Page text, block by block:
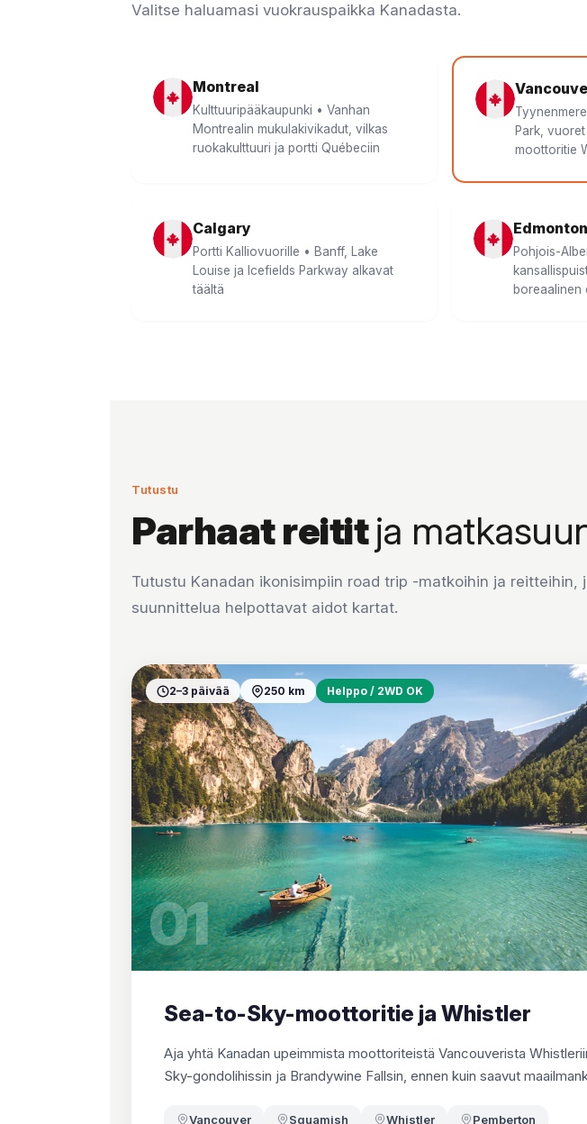
Valitse haluamasi vuokrauspaikka Kanadasta.
Montreal
Kulttuuripääkaupunki • Vanhan
Montrealin mukulakivikadut, vilkas
ruokakulttuuri ja portti Québeciin
Park,
moottoritie
Calgary
Portti Kalliovuorille • Banff, Lake
Louise ja Icefields Parkway alkavat
täältä
Edmonton
Pohjois-
boreaalinen
Tutustu
Parhaat reititja
Tutustu Kanadan ikonisimpiin road trip -matkoihin ja reitteihin,
suunnittelua helpottavat aidot kartat.
2–3 päivää 250 km Helppo / 2WD OK
01
Sea-to-Sky-moottoritie ja Whistler
Aja yhtä Kanadan upeimmista moottoriteistä Vancouverista
Sky-gondolihissin ja Brandywine Fallsin, ennen kuin saavut
Vancouver Squamish Whistler Pemberton